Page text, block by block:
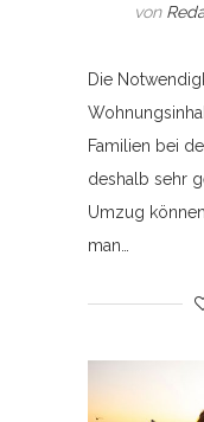
von
Die
Familien bei
deshalb sehr
Umzug
man…